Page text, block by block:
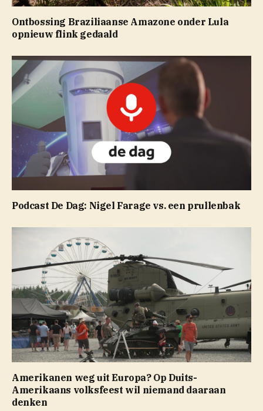
Ontbossing Braziliaanse Amazone onder Lula
opnieuw flink gedaald
Podcast De Dag: Nigel Farage vs. een prullenbak
Amerikanen weg uit Europa? Op Duits-
Amerikaans volksfeest wil niemand daaraan
denken